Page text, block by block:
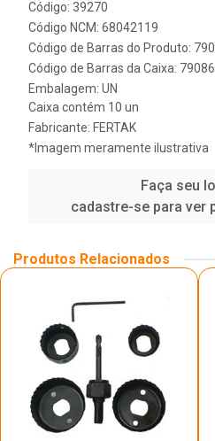
Código: 39270
Código NCM: 68042119
Código de Barras do Produto:
Código de Barras da Caixa:
Embalagem: UN
Caixa contém 10 un
Fabricante: FERTAK
*Imagem meramente ilustrativa
Faça seu
cadastre-se para ver
Produtos Relacionados